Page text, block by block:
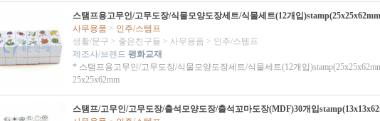
스탬프용고무인/고무도장/식물모양도장세트/식물세트(12개입
사무용품 > 인주/스템프
생활/문구 > 좋은친구들 > 사무용품 > 인주/스템프
제조사/브렌드 평화교재
* 스탬프용고무인/고무도장/식물모양도장세트/식물세트(12개입
25x25x62mm
스탬프/고무인/고무도장/출석모양도장/출석꼬마도장(MDF)30개입